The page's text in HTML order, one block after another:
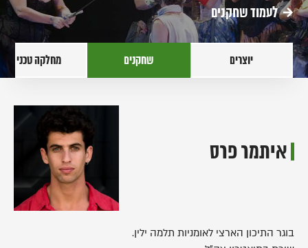
לעמוד שחקנים
יוצרים שחקנים מחלקה טכנית
איתמר פרס
בוגר התיכון הארצי לאומניות תלמה ילין.